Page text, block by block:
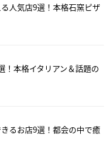
人気店9選！本格石窯ピザ
！本格イタリアン＆話題の
るお店9選！都会の中で癒